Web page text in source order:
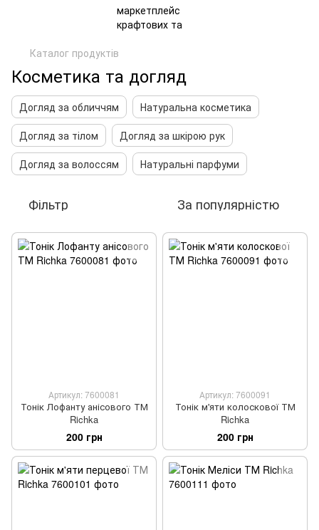
Каталог продуктів
Косметика та догляд
Догляд за обличчям
Натуральна косметика
Догляд за тілом
Догляд за шкірою рук
Догляд за волоссям
Натуральні парфуми
Фільтр За популярністю
Артикул: 7600081
Тонік Лофанту анісового ТМ
Richka
200 грн
Артикул: 7600091
Тонік м'яти колоскової ТМ
Richka
200 грн